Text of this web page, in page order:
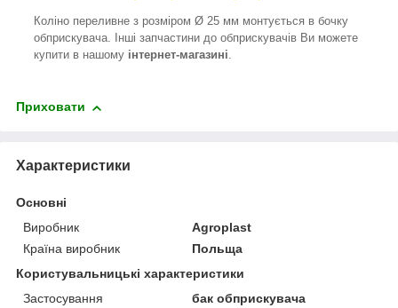
Коліно переливне з розміром Ø 25 мм монтується в бочку
обприскувача. Інші запчастини до обприскувачів Ви можете
купити в нашому інтернет-магазині.
Приховати
Характеристики
Основні
Виробник
Agroplast
Країна виробник
Польща
Користувальницькі характеристики
Застосування
бак обприскувача